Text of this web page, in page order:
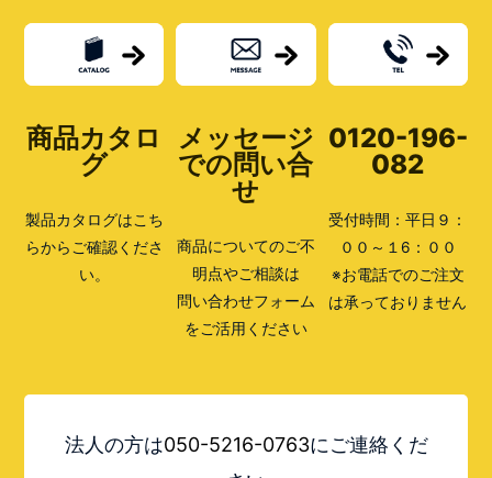
商品カタロ
グ
製品カタログはこち
らからご確認くださ
い。
メッセージ
での問い合
せ
商品についてのご不
明点やご相談は
問い合わせフォーム
をご活用ください
0120-196-
082
受付時間：平日９：
００～１6：００
※お電話でのご注文
は承っておりません
法人の方は050-5216-0763にご連絡くだ